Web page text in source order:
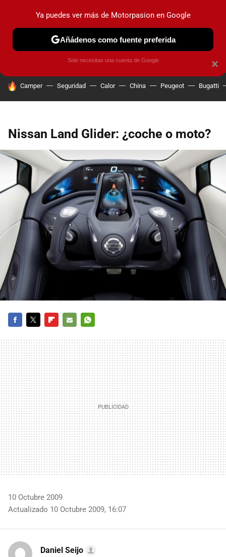
PRUEBAS COCHES ELÉCTRICOS OBSERVATORIO
HOY SE HABLA DE
Camper Seguridad Calor China Peugeot Bugatti
Nissan Land Glider: ¿coche o moto?
MAIL
10 Octubre 2009
Actualizado 10 Octubre 2009, 16:07
Daniel Seijo
×
Ya puedes ver más de Motorpasion en Google
Añádenos como fuente preferida
Solo necesitas una cuenta de Google